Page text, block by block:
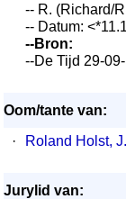
-- R. (Richard/
-- Datum:
--Bron:
--De Tijd 29-
Oom/tante van:
·
Roland Holst,
Jurylid van: